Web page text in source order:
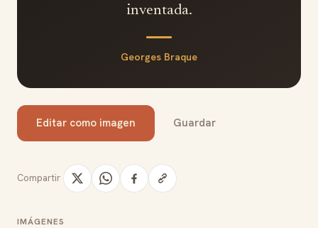
inventada.
Georges Braque
Editar como imagen Guardar
Compartir
IMÁGENES